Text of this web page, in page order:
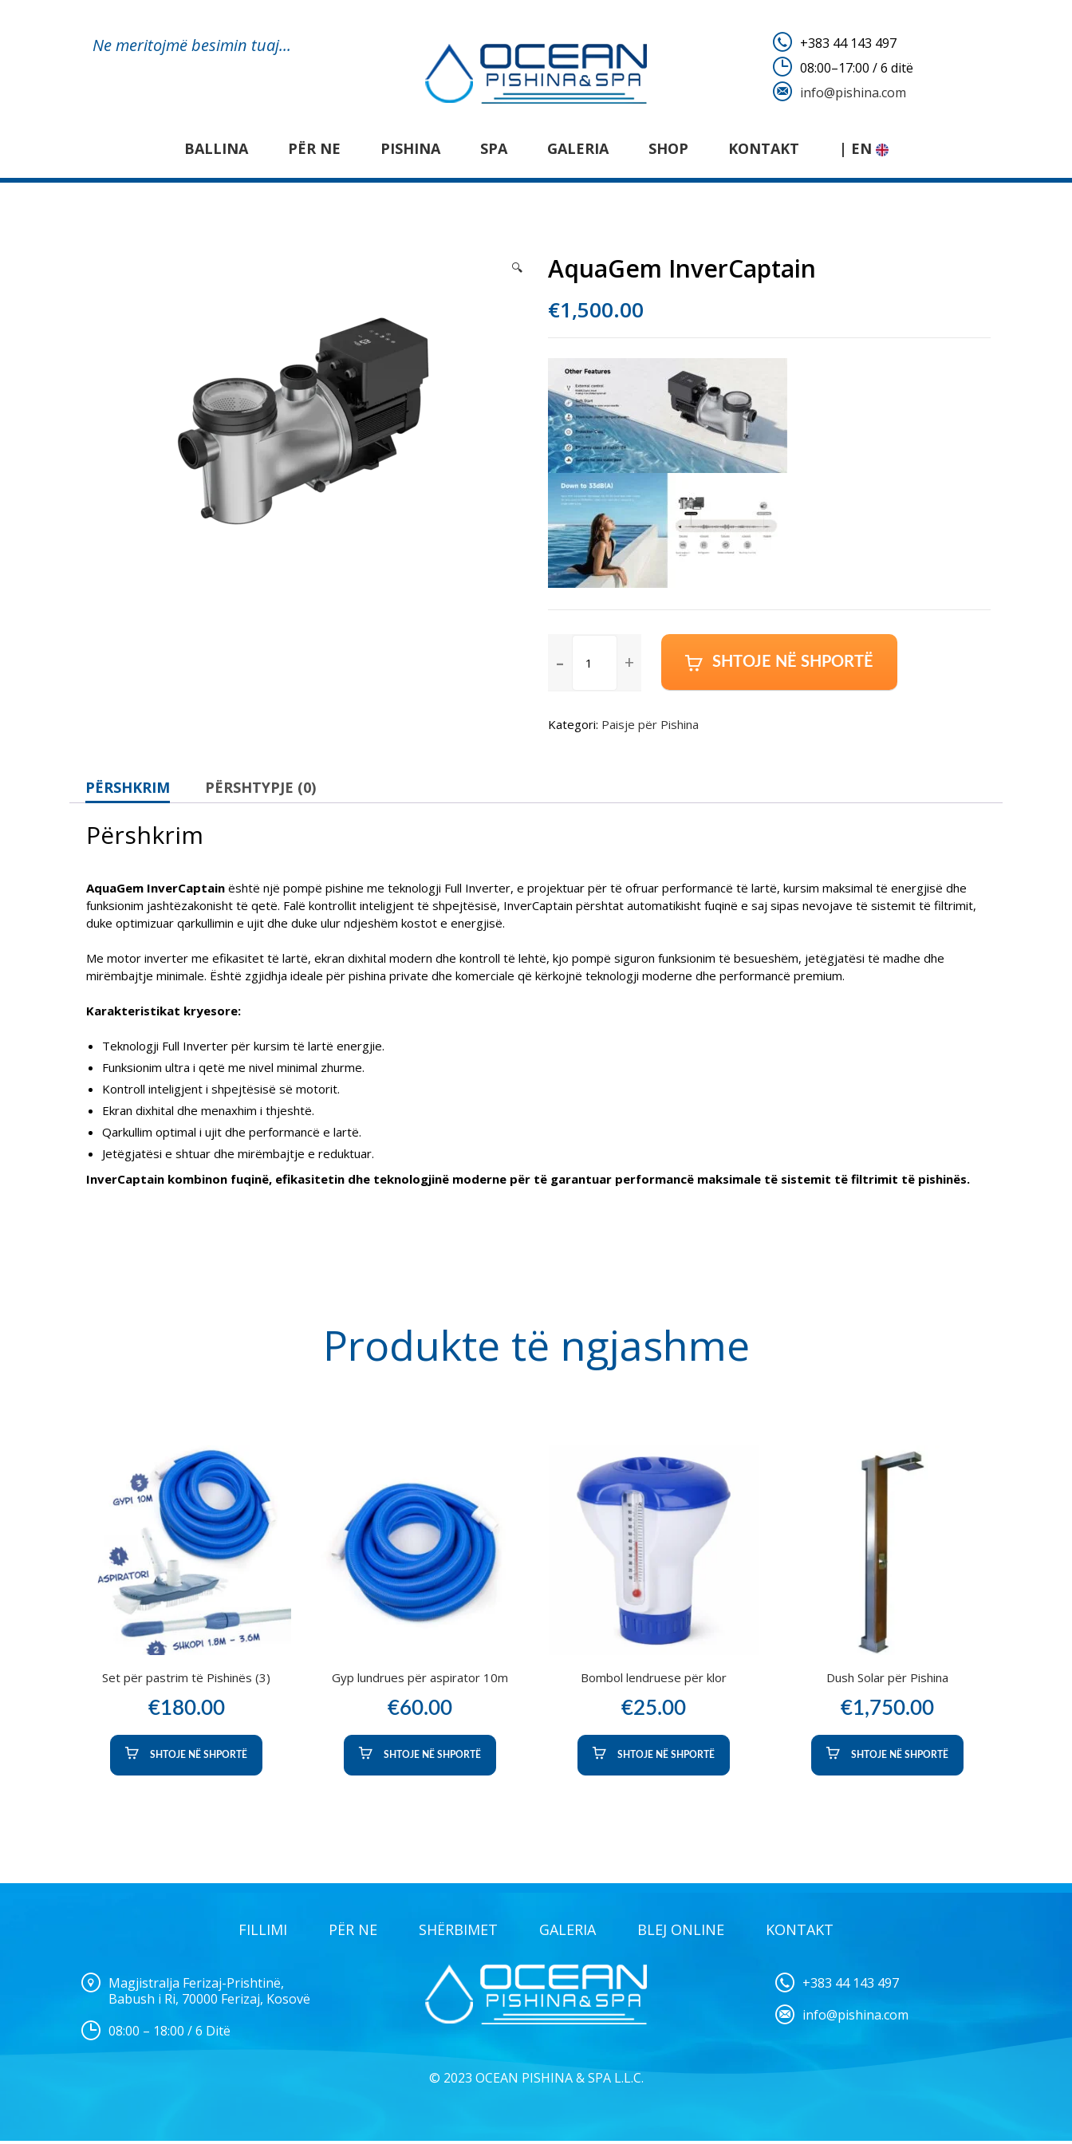
Ne meritojmë besimin tuaj...
+383 44 143 497
08:00–17:00 / 6 ditë
info@pishina.com
BALLINA PËR NE PISHINA SPA GALERIA SHOP KONTAKT | EN
🔍 AquaGem InverCaptain
€1,500.00
SHTOJE NË SHPORTË
Kategori: Paisje për Pishina
PËRSHKRIM PËRSHTYPJE (0)
Përshkrim
AquaGem InverCaptain është një pompë pishine me teknologji Full Inverter, e projektuar për të ofruar performancë të lartë, kursim maksimal të energjisë dhe
funksionim jashtëzakonisht të qetë. Falë kontrollit inteligjent të shpejtësisë, InverCaptain përshtat automatikisht fuqinë e saj sipas nevojave të sistemit të filtrimit,
duke optimizuar qarkullimin e ujit dhe duke ulur ndjeshëm kostot e energjisë.
Me motor inverter me efikasitet të lartë, ekran dixhital modern dhe kontroll të lehtë, kjo pompë siguron funksionim të besueshëm, jetëgjatësi të madhe dhe
mirëmbajtje minimale. Është zgjidhja ideale për pishina private dhe komerciale që kërkojnë teknologji moderne dhe performancë premium.
Karakteristikat kryesore:
Teknologji Full Inverter për kursim të lartë energjie.
Funksionim ultra i qetë me nivel minimal zhurme.
Kontroll inteligjent i shpejtësisë së motorit.
Ekran dixhital dhe menaxhim i thjeshtë.
Qarkullim optimal i ujit dhe performancë e lartë.
Jetëgjatësi e shtuar dhe mirëmbajtje e reduktuar.
InverCaptain kombinon fuqinë, efikasitetin dhe teknologjinë moderne për të garantuar performancë maksimale të sistemit të filtrimit të pishinës.
Produkte të ngjashme
Set për pastrim të Pishinës (3)
€180.00
SHTOJE NË SHPORTË
Gyp lundrues për aspirator 10m
€60.00
SHTOJE NË SHPORTË
Bombol lendruese për klor
€25.00
SHTOJE NË SHPORTË
Dush Solar për Pishina
€1,750.00
SHTOJE NË SHPORTË
FILLIMI PËR NE SHËRBIMET GALERIA BLEJ ONLINE KONTAKT
Magjistralja Ferizaj-Prishtinë,
Babush i Ri, 70000 Ferizaj, Kosovë
08:00 – 18:00 / 6 Ditë
+383 44 143 497
info@pishina.com
© 2023 OCEAN PISHINA & SPA L.L.C.